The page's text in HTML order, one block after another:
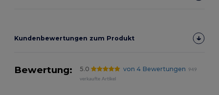
Kundenbewertungen zum Produkt
Bewertung: 5.0 von 4 Bewertungen
949
verkaufte Artikel